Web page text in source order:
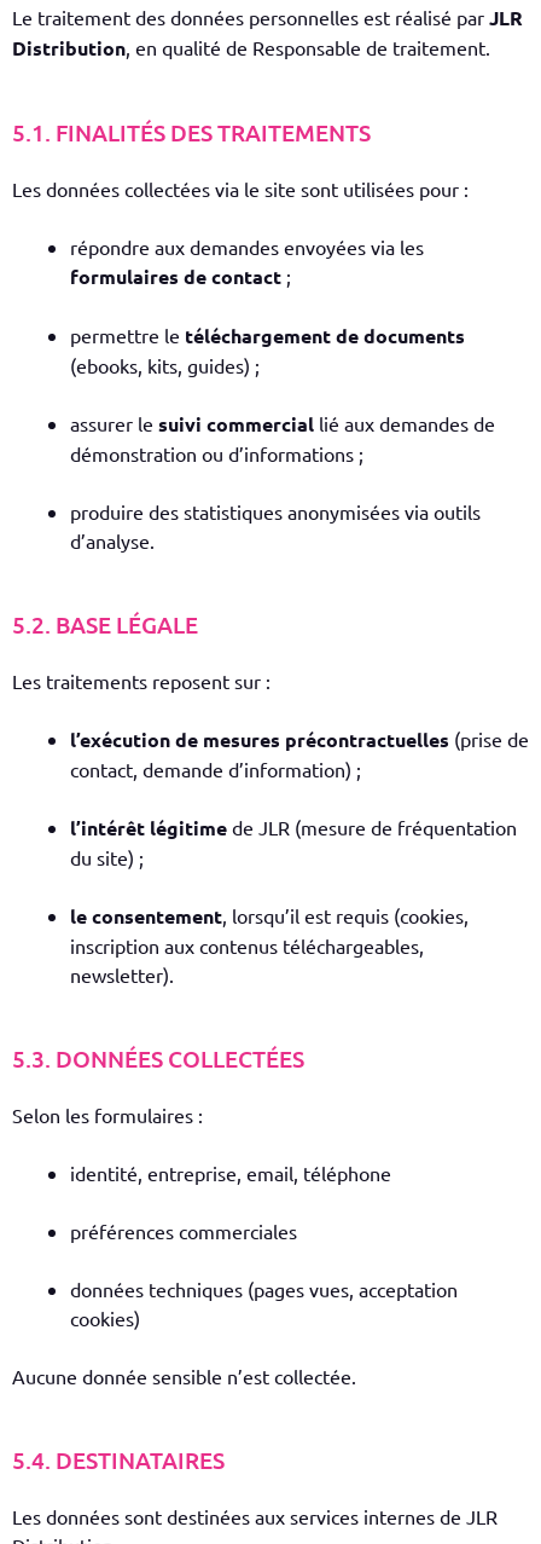
Le traitement des données personnelles est réalisé par JLR
Distribution, en qualité de Responsable de traitement.
5.1. FINALITÉS DES TRAITEMENTS
Les données collectées via le site sont utilisées pour :
répondre aux demandes envoyées via les
formulaires de contact ;
permettre le téléchargement de documents
(ebooks, kits, guides) ;
assurer le suivi commercial lié aux demandes de
démonstration ou d’informations ;
produire des statistiques anonymisées via outils
d’analyse.
5.2. BASE LÉGALE
Les traitements reposent sur :
l’exécution de mesures précontractuelles (prise de
contact, demande d’information) ;
l’intérêt légitime de JLR (mesure de fréquentation
du site) ;
le consentement, lorsqu’il est requis (cookies,
inscription aux contenus téléchargeables,
newsletter).
5.3. DONNÉES COLLECTÉES
Selon les formulaires :
identité, entreprise, email, téléphone
préférences commerciales
données techniques (pages vues, acceptation
cookies)
Aucune donnée sensible n’est collectée.
5.4. DESTINATAIRES
Les données sont destinées aux services internes de JLR